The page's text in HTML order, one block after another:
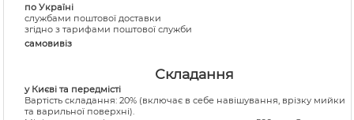
по Україні
службами поштової доставки
згідно з тарифами поштової служби
самовивіз
Складання
у Києві та передмісті
Вартість складання:20% (включає в себе навішування, врізку мийки
та варильної поверхні).